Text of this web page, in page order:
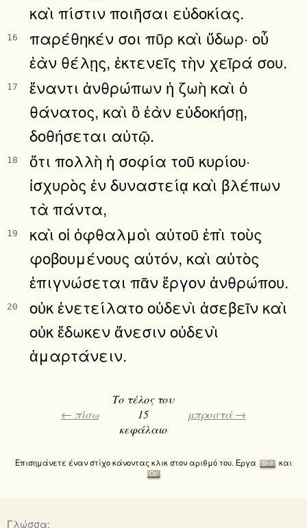
καὶ πίστιν ποιῆσαι εὐδοκίας.
16
παρέθηκέν σοι πῦρ καὶ ὕδωρ· οὗ
ἐὰν θέλῃς, ἐκτενεῖς τὴν χεῖρά σου.
17
ἔναντι ἀνθρώπων ἡ ζωὴ καὶ ὁ
θάνατος, καὶ ὃ ἐὰν εὐδοκήσῃ,
δοθήσεται αὐτῷ.
18
ὅτι πολλὴ ἡ σοφία τοῦ κυρίου·
ἰσχυρὸς ἐν δυναστείᾳ καὶ βλέπων
τὰ πάντα,
19
καὶ οἱ ὀφθαλμοὶ αὐτοῦ ἐπὶ τοὺς
φοβουμένους αὐτόν, καὶ αὐτὸς
ἐπιγνώσεται πᾶν ἔργον ἀνθρώπου.
20
οὐκ ἐνετείλατο οὐδενὶ ἀσεβεῖν καὶ
οὐκ ἔδωκεν ἄνεσιν οὐδενὶ
ἁμαρτάνειν.
← πίσω
Το τέλος του
15
κεφάλαιο
μπροστά →
Επισημάνετε έναν στίχο κάνοντας κλικ στον αριθμό του. Εργα Shift και
Ctrl
Γλώσσα: